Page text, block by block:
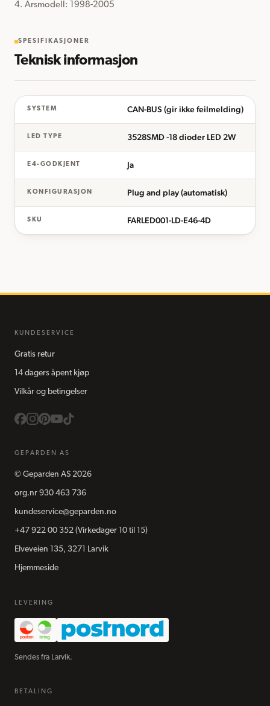
4. Årsmodell: 1998-2005
SPESIFIKASJONER
Teknisk informasjon
SYSTEM CAN-BUS (gir ikke feilmelding)
LED TYPE 3528SMD -18 dioder LED 2W
E4-GODKJENT Ja
KONFIGURASJON Plug and play (automatisk)
SKU FARLED001-LD-E46-4D
KUNDESERVICE
Gratis retur
14 dagers åpent kjøp
Vilkår og betingelser
GEPARDEN AS
© Geparden AS 2026
org.nr 930 463 736
kundeservice@geparden.no
+47 922 00 352 (Virkedager 10 til 15)
Elveveien 135, 3271 Larvik
Hjemmeside
LEVERING
Sendes fra Larvik.
BETALING